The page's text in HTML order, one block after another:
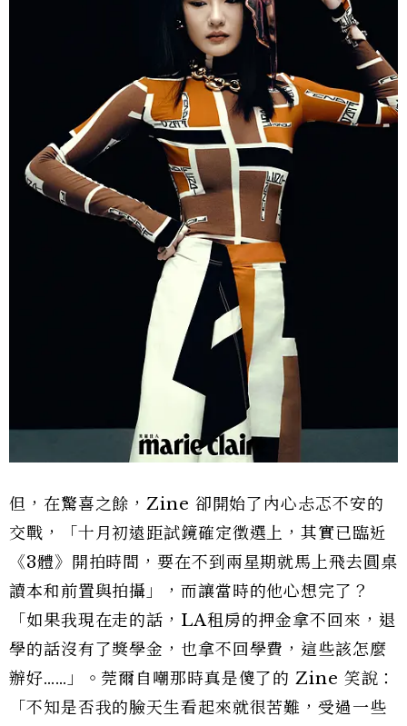
但，在驚喜之餘，Zine 卻開始了內心忐忑不安的
交戰，「十月初遠距試鏡確定徵選上，其實已臨近
《3體》開拍時間，要在不到兩星期就馬上飛去圓桌
讀本和前置與拍攝」，而讓當時的他心想完了？
「如果我現在走的話，LA租房的押金拿不回來，退
學的話沒有了獎學金，也拿不回學費，這些該怎麼
辦好……」。莞爾自嘲那時真是傻了的 Zine 笑說：
「不知是否我的臉天生看起來就很苦難，受過一些